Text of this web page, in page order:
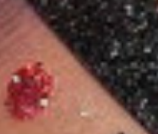
أحمر شفاه
اشتر الآن
جولدن روز طلاء أظافر
-107
1.000 دب
اشتر الآن